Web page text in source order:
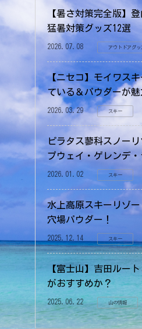
【暑さ対策完全版】
猛暑対策グッズ12選
2026.07.08 アウトドアグッ
【ニセコ】モイワス
ている＆パウダーが
2026.03.29 スキー
ピラタス蓼科スノー
プウェイ・ゲレンデ
2026.01.02 スキー
水上高原スキーリゾ
穴場パウダー！
2025.12.14 スキー
【富士山】吉田ルー
がおすすめか？
2025.06.22 山の情報